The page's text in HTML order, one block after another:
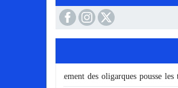
quand le gouvernement des oligarques pousse